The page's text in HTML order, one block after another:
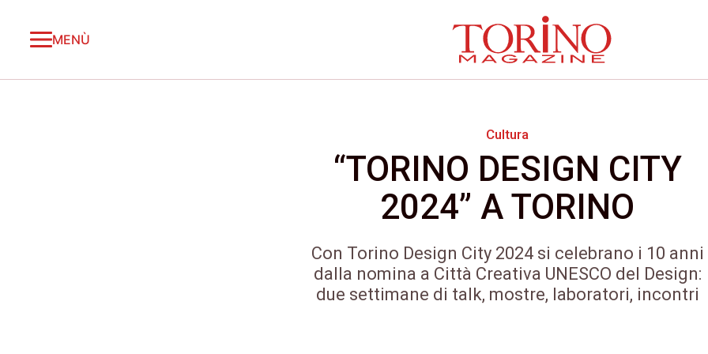
MENÙ
Cultura
“TORINO DESIGN CITY
2024” A TORINO
Con Torino Design City 2024 si celebrano i 10 anni
dalla nomina a Città Creativa UNESCO del Design:
due settimane di talk, mostre, laboratori, incontri